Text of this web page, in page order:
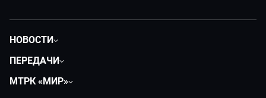
НОВОСТИ
Экономика
ПЕРЕДАЧИ
МТРК «МИР»